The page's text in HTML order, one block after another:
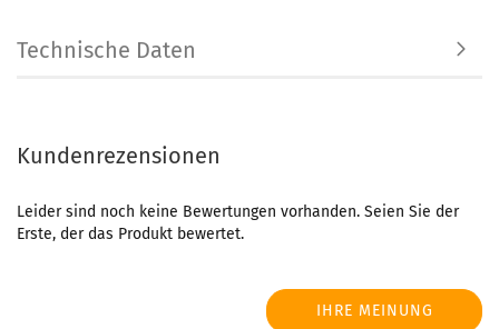
Technische Daten
Kundenrezensionen
Leider sind noch keine Bewertungen vorhanden. Seien Sie der
Erste, der das Produkt bewertet.
IHRE MEINUNG